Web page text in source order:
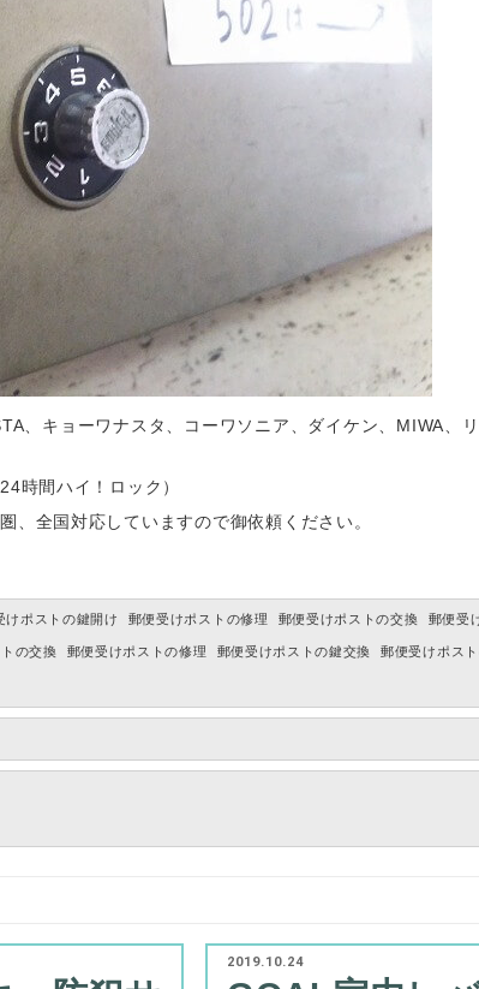
、キョーワナスタ、コーワソニア、ダイケン、MIWA、
時間ハイ！ロック）
、全国対応していますので御依頼ください。
けポストの鍵開け 郵便受けポストの修理 郵便受けポストの交換 郵便受
の交換 郵便受けポストの修理 郵便受けポストの鍵交換 郵便受けポス
2019.10.24